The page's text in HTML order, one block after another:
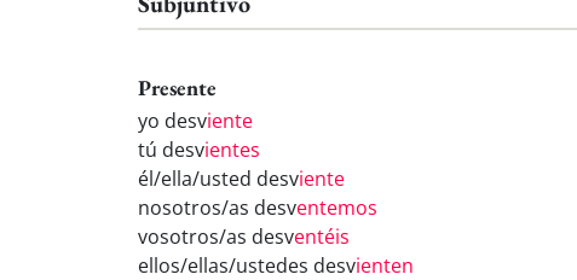
Presente
yo desviente
tú desvientes
él/ella/usted desviente
nosotros/as desventemos
vosotros/as desventéis
ellos/ellas/ustedes desvienten